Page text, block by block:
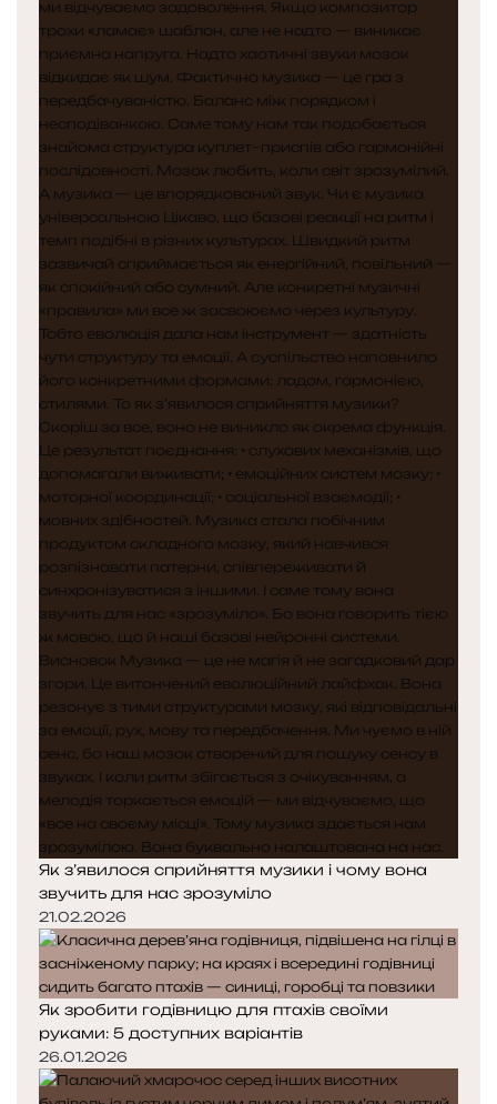
Як з’явилося сприйняття музики і чому вона
звучить для нас зрозуміло
21.02.2026
Як зробити годівницю для птахів своїми
руками: 5 доступних варіантів
26.01.2026